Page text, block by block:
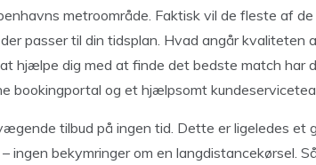
metroområde. Faktisk vil de fleste af
passer til din tidsplan. Hvad angår kvaliteten
hjælpe dig med at finde det bedste match har
bookingportal og et hjælpsomt
tilbud på ingen tid. Dette er ligeledes et
ingen bekymringer om en langdistancekørsel.